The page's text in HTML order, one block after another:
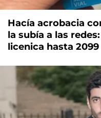
Hacía acrobacia
la subía a las
licenica hasta 2099